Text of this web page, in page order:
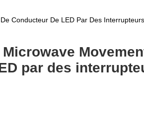
Conducteur De LED Par Des
par des